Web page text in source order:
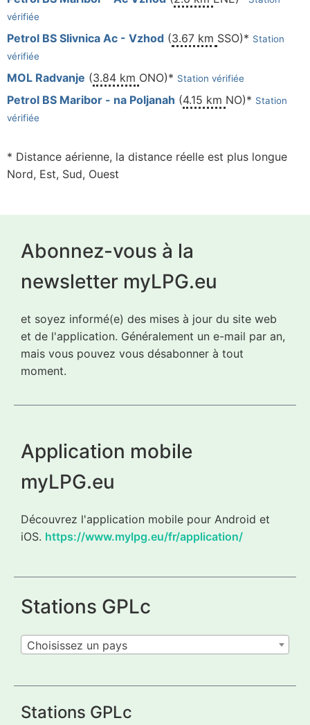
vérifiée
Petrol BS Slivnica Ac - Vzhod (3.67 km SSO)* Station
vérifiée
MOL Radvanje (3.84 km ONO)* Station vérifiée
Petrol BS Maribor - na Poljanah (4.15 km NO)* Station
vérifiée
* Distance aérienne, la distance réelle est plus longue
Nord, Est, Sud, Ouest
Abonnez-vous à la
newsletter myLPG.eu
et soyez informé(e) des mises à jour du site web
et de l'application. Généralement un e-mail par an,
mais vous pouvez vous désabonner à tout
moment.
Application mobile
myLPG.eu
Découvrez l'application mobile pour Android et
iOS. https://www.mylpg.eu/fr/application/
Stations GPLc
Choisissez un pays
Stations GPLc